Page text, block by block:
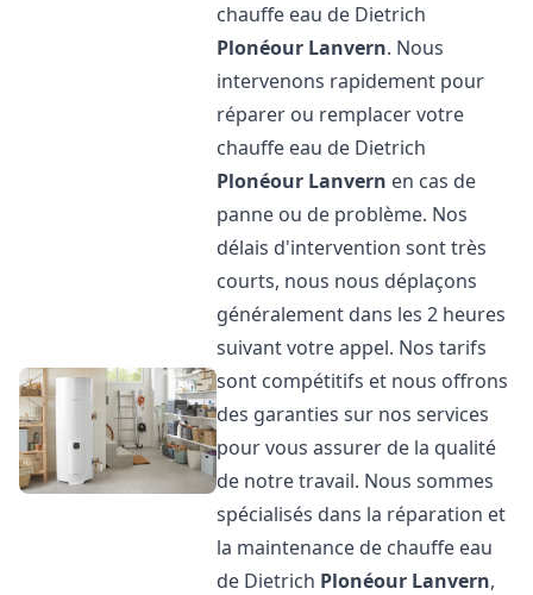
chauffe eau de Dietrich
Plonéour Lanvern. Nous
intervenons rapidement pour
réparer ou remplacer votre
chauffe eau de Dietrich
Plonéour Lanvern en cas de
panne ou de problème. Nos
délais d'intervention sont très
courts, nous nous déplaçons
généralement dans les 2 heures
suivant votre appel. Nos tarifs
sont compétitifs et nous offrons
des garanties sur nos services
pour vous assurer de la qualité
de notre travail. Nous sommes
spécialisés dans la réparation et
la maintenance de chauffe eau
de Dietrich Plonéour Lanvern,